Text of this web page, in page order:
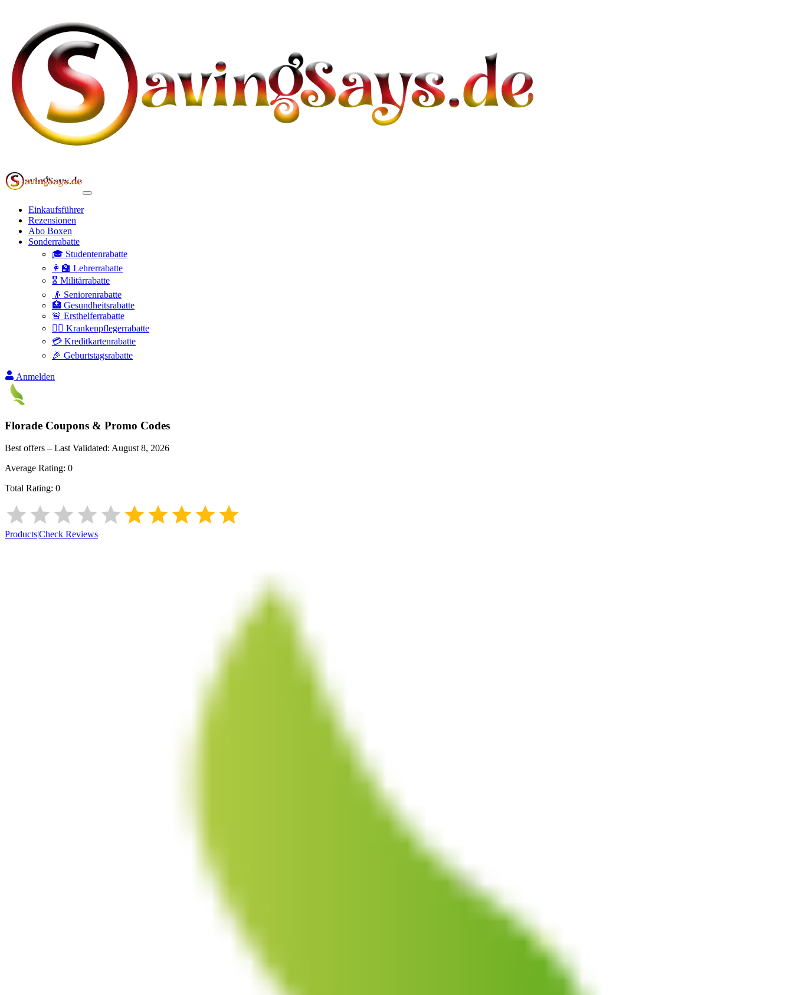
Einkaufsführer
Rezensionen
Abo Boxen
Sonderrabatte
🎓 Studentenrabatte
👩‍🏫 Lehrerrabatte
🎖️ Militärrabatte
👴 Seniorenrabatte
🏥 Gesundheitsrabatte
🚨 Ersthelferrabatte
👩‍⚕️ Krankenpflegerrabatte
💳 Kreditkartenrabatte
🎉 Geburtstagsrabatte
Anmelden
Florade Coupons & Promo Codes
Best offers – Last Validated: August 8, 2026
Average Rating: 0
Total Rating: 0
Products|Check Reviews